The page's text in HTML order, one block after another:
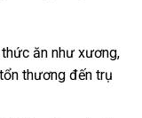
ăn như xương,
thương đến trụ